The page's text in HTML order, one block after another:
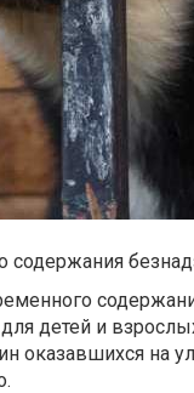
содержания
детей и
оказавшихся на